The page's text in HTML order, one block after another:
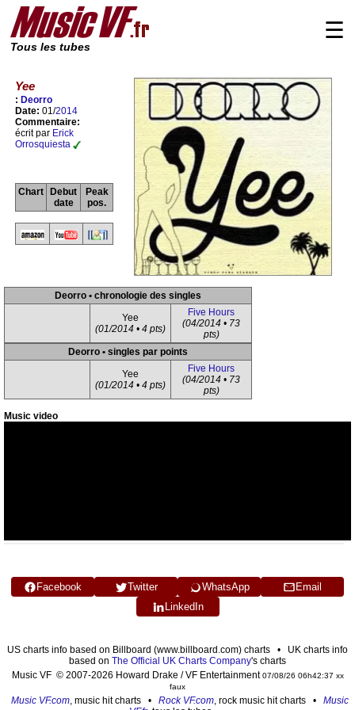
Tous les tubes
☰
Yee
: Deorro
Date: 01/2014
Commentaire:
écrit par Erick
Orrosquiesta
Chart
Debut
date
Peak
pos.
Deorro • chronologie des singles
Yee
(01/2014 • 4 pts)
Five Hours
(04/2014 • 73
pts)
Deorro • singles par points
Yee
(01/2014 • 4 pts)
Five Hours
(04/2014 • 73
pts)
Music video
Facebook Twitter WhatsApp
Email
LinkedIn
US charts info based on Billboard (www.billboard.com) charts • UK charts info
based on The Official UK Charts Company's charts
Music VF © 2007-2026 Howard Drake / VF Entertainment07/08/26 06h42:37 xx
faux
Music VF.com, music hit charts • Rock VF.com, rock music hit charts • Music